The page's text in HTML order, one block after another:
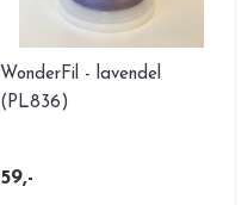
WonderFil - lavendel
(PL836)
59,-